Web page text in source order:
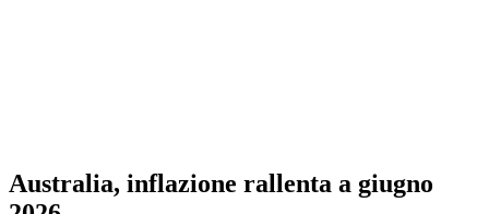
Australia, inflazione rallenta a giugno